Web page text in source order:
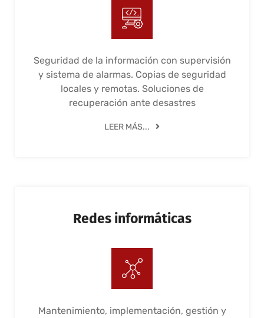
Seguridad de la información con supervisión
y sistema de alarmas. Copias de seguridad
locales y remotas. Soluciones de
recuperación ante desastres
LEER MÁS...
Redes informáticas
Mantenimiento, implementación, gestión y